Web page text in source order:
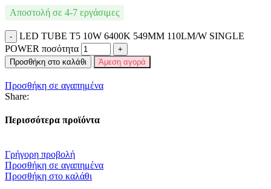
Αποστολή σε 4-7 εργάσιμες
LED TUBE T5 10W 6400K 549MM 110LM/W SINGLE
POWER ποσότητα
Προσθήκη στο καλάθι Άμεση αγορά
Προσθήκη σε αγαπημένα
Share:
Περισσότερα προϊόντα
Γρήγορη προβολή
Προσθήκη σε αγαπημένα
Προσθήκη στο καλάθι